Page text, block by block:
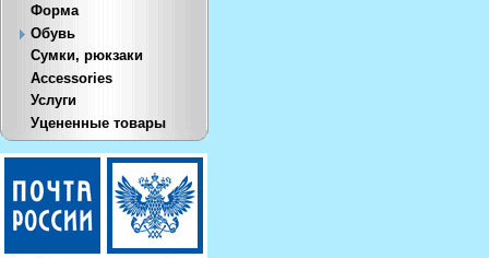
Форма
Обувь
Сумки, рюкзаки
Accessories
Услуги
Уцененные товары